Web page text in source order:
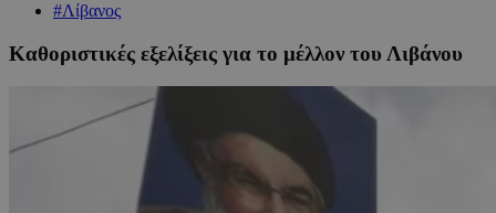
#Λίβανος
Καθοριστικές εξελίξεις για το μέλλον του Λιβάνου